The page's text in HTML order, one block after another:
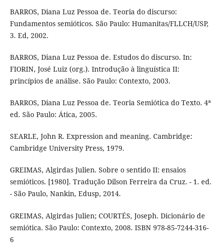
BARROS, Diana Luz Pessoa de. Teoria do discurso:
Fundamentos semióticos. São Paulo: Humanitas/FLLCH/USP,
3. Ed, 2002.
BARROS, Diana Luz Pessoa de. Estudos do discurso. In:
FIORIN, José Luiz (org.). Introdução à linguística II:
princípios de análise. São Paulo: Contexto, 2003.
BARROS, Diana Luz Pessoa de. Teoria Semiótica do Texto. 4ª
ed. São Paulo: Ática, 2005.
SEARLE, John R. Expression and meaning. Cambridge:
Cambridge University Press, 1979.
GREIMAS, Algirdas Julien. Sobre o sentido II: ensaios
semióticos. [1980]. Tradução Dilson Ferreira da Cruz. - 1. ed.
- São Paulo, Nankin, Edusp, 2014.
GREIMAS, Algirdas Julien; COURTÉS, Joseph. Dicionário de
semiótica. São Paulo: Contexto, 2008. ISBN 978-85-7244-316-
6